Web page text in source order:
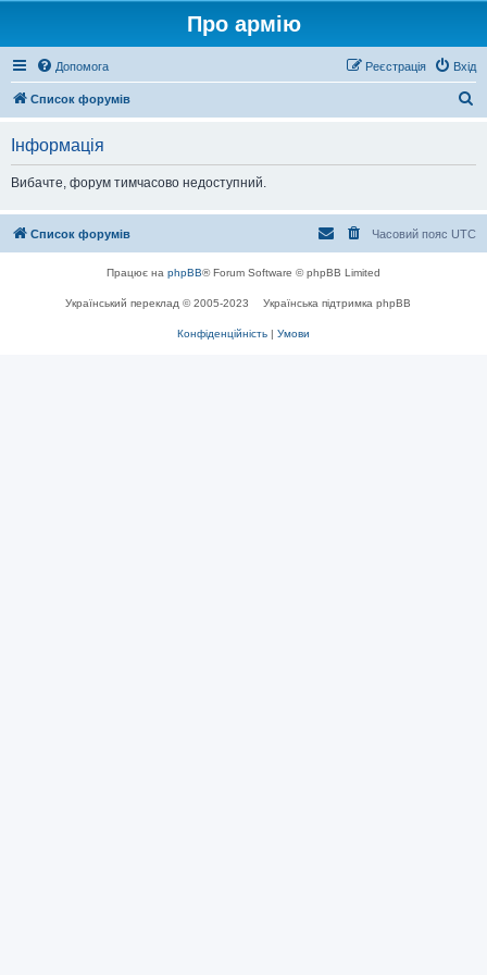
Про армію
Допомога Вхід
Реєстрація
Список форумів
Інформація
Вибачте, форум тимчасово недоступний.
Список форумів Часовий пояс UTC
Працює на phpBB® Forum Software © phpBB Limited
Український переклад © 2005-2023 Українська підтримка phpBB
Конфіденційність | Умови